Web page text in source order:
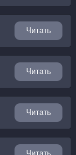
Читать
Читать
Читать
Читать